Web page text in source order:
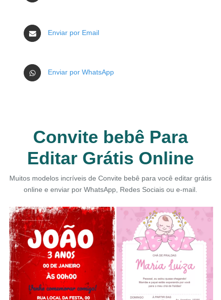
Enviar por Email
Enviar por WhatsApp
Convite bebê Para
Editar Grátis Online
Muitos modelos incríveis de Convite bebê para você editar grátis
online e enviar por WhatsApp, Redes Sociais ou e-mail.